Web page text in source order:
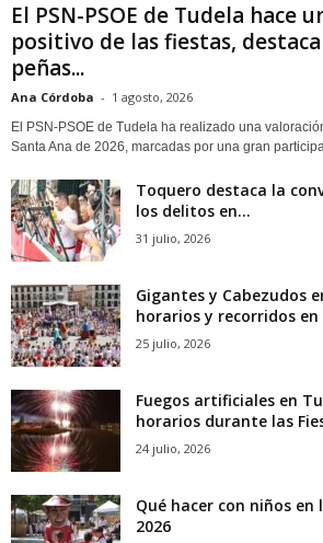
El PSN-PSOE de Tudela hace
positivo de las fiestas,
peñas...
Ana Córdoba - 1 agosto, 2026
El PSN-PSOE de Tudela ha realizado una
Santa Ana de 2026, marcadas por una gran
Toquero destaca la
los delitos en...
31 julio, 2026
Gigantes y Cabezudos
horarios y recorridos en
25 julio, 2026
Fuegos artificiales en
horarios durante las
24 julio, 2026
Qué hacer con niños en
2026